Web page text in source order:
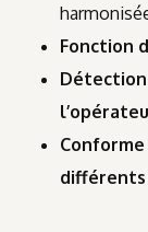
Fonction
différents